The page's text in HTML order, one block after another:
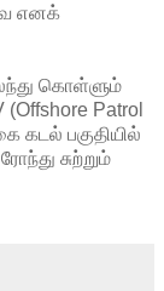
எனக்
கொள்ளும்
Patrol
கடல் பகுதியில்
சுற்றும்